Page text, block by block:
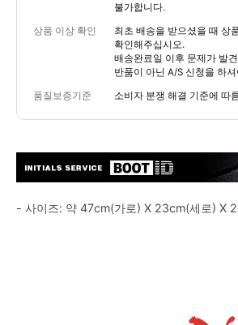
불가합니다.
상품 이상 확인
최초 배송을 받으셨을 때 상
확인해주십시오.
배송완료일 이후 문제가 발
반품이 아닌 A/S 신청을 하
품질보증기준 소비자 분쟁 해결 기준에 따
- 사이즈: 약 47cm(가로) X 23cm(세로) X